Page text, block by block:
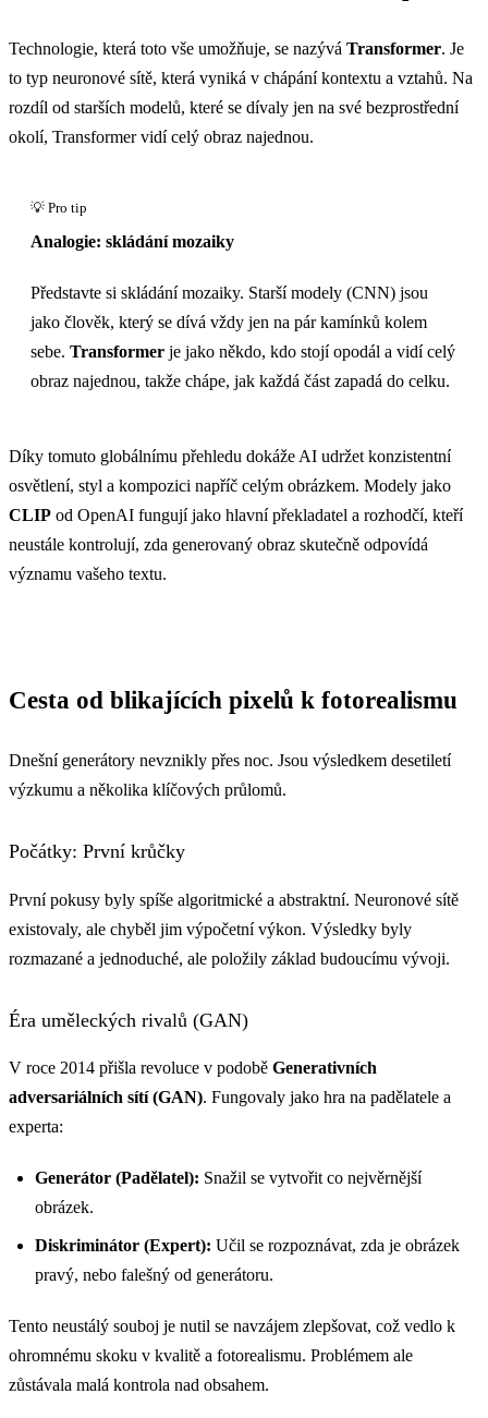
Technologie, která toto vše umožňuje, se nazývá Transformer. Je
to typ neuronové sítě, která vyniká v chápání kontextu a vztahů. Na
rozdíl od starších modelů, které se dívaly jen na své bezprostřední
okolí, Transformer vidí celý obraz najednou.
Analogie: skládání mozaiky
Představte si skládání mozaiky. Starší modely (CNN) jsou
jako člověk, který se dívá vždy jen na pár kamínků kolem
sebe. Transformer je jako někdo, kdo stojí opodál a vidí celý
obraz najednou, takže chápe, jak každá část zapadá do celku.
Díky tomuto globálnímu přehledu dokáže AI udržet konzistentní
osvětlení, styl a kompozici napříč celým obrázkem. Modely jako
CLIP od OpenAI fungují jako hlavní překladatel a rozhodčí, kteří
neustále kontrolují, zda generovaný obraz skutečně odpovídá
významu vašeho textu.
Cesta od blikajících pixelů k fotorealismu
Dnešní generátory nevznikly přes noc. Jsou výsledkem desetiletí
výzkumu a několika klíčových průlomů.
Počátky: První krůčky
První pokusy byly spíše algoritmické a abstraktní. Neuronové sítě
existovaly, ale chyběl jim výpočetní výkon. Výsledky byly
rozmazané a jednoduché, ale položily základ budoucímu vývoji.
Éra uměleckých rivalů (GAN)
V roce 2014 přišla revoluce v podobě Generativních
adversariálních sítí (GAN). Fungovaly jako hra na padělatele a
experta:
Generátor (Padělatel): Snažil se vytvořit co nejvěrnější
obrázek.
Diskriminátor (Expert): Učil se rozpoznávat, zda je obrázek
pravý, nebo falešný od generátoru.
Tento neustálý souboj je nutil se navzájem zlepšovat, což vedlo k
ohromnému skoku v kvalitě a fotorealismu. Problémem ale
zůstávala malá kontrola nad obsahem.